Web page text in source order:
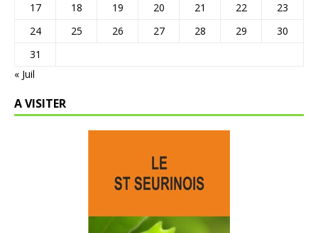
17
18 19 20 21 22
23
24
25 26 27 28 29
30
31
« Juil
A VISITER